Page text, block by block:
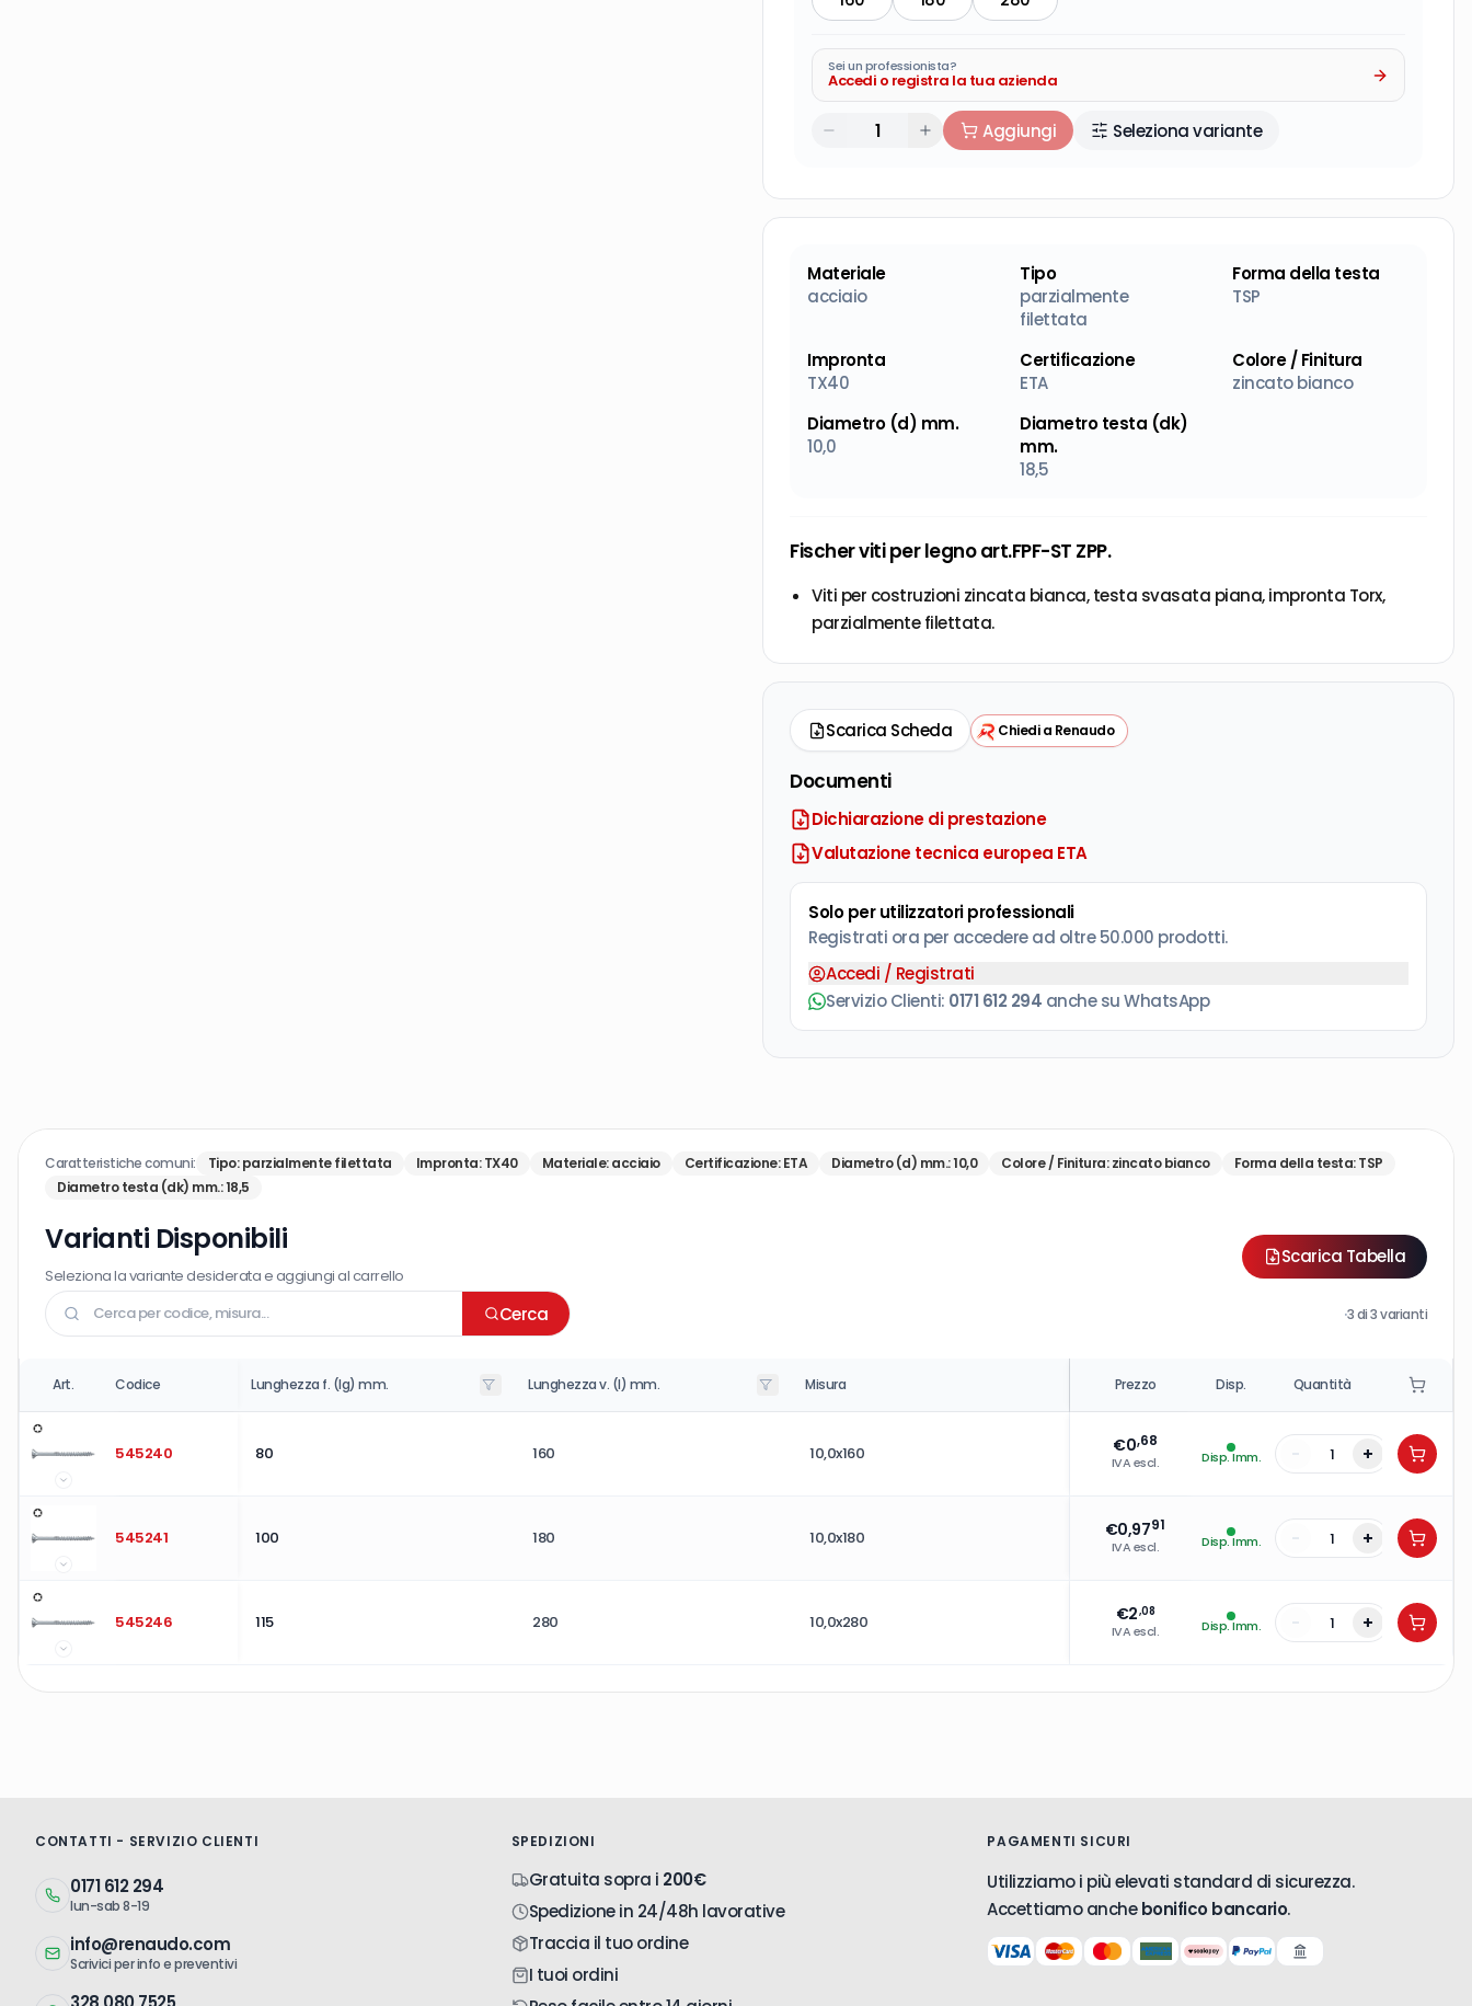
Sei un professionista?
Accedi o registra la tua azienda
Aggiungi Seleziona variante
Materiale
acciaio
Tipo
parzialmente
filettata
Forma della testa
TSP
Impronta
TX40
Certificazione
ETA
Colore / Finitura
zincato bianco
Diametro (d) mm.
10,0
Diametro testa (dk)
mm.
18,5
Fischer viti per legno art.FPF-ST ZPP.
Viti per costruzioni zincata bianca, testa svasata piana, impronta Torx,
parzialmente filettata.
Scarica Scheda Chiedi a Renaudo
Documenti
Dichiarazione di prestazione
Valutazione tecnica europea ETA
Solo per utilizzatori professionali
Registrati ora per accedere ad oltre 50.000 prodotti.
Accedi / Registrati
Servizio Clienti: 0171 612 294 anche su WhatsApp
Caratteristiche comuni: Tipo:parzialmente filettata Impronta:TX40 Materiale:acciaio Certificazione:ETA Diametro (d) mm.:10,0 Colore / Finitura:zincato bianco Forma della testa:TSP
Diametro testa (dk) mm.:18,5
Varianti Disponibili
Seleziona la variante desiderata e aggiungi al carrello
Scarica Tabella
Cerca ·3di3varianti
Art. Codice Lunghezza f. (lg) mm. Lunghezza v. (l) mm. Misura Prezzo Disp. Quantità
545240 80 160 10,0x160 €0,68
IVA escl.
Disp. Imm. - +
545241 100 180 10,0x180 €0,9791
IVA escl.
Disp. Imm. - +
545246 115 280 10,0x280 €2,08
IVA escl. Disp. Imm. - +
CONTATTI - SERVIZIO CLIENTI
0171 612 294
lun-sab 8-19
info@renaudo.com
Scrivici per info e preventivi
SPEDIZIONI
Gratuita sopra i 200€
Spedizione in 24/48h lavorative
Traccia il tuo ordine
I tuoi ordini
PAGAMENTI SICURI
Utilizziamo i più elevati standard di sicurezza.
Accettiamo anchebonifico bancario.